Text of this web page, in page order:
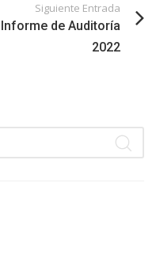
Siguiente Entrada
Informe de Auditoría
2022